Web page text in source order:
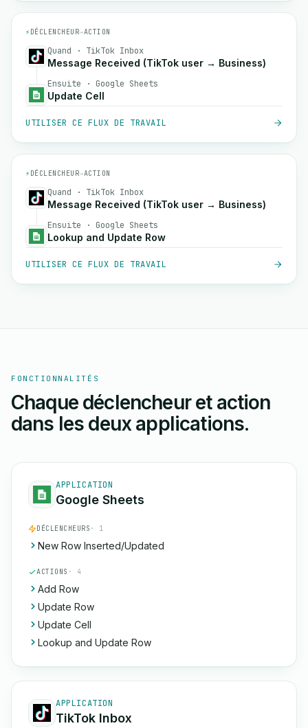
⚡ DÉCLENCHEUR→ACTION
Quand · TikTok Inbox
Message Received (TikTok user → Business)
Ensuite · Google Sheets
Update Cell
UTILISER CE FLUX DE TRAVAIL
⚡ DÉCLENCHEUR→ACTION
Quand · TikTok Inbox
Message Received (TikTok user → Business)
Ensuite · Google Sheets
Lookup and Update Row
UTILISER CE FLUX DE TRAVAIL
FONCTIONNALITÉS
Chaque déclencheur et action
dans les deux applications.
APPLICATION
Google Sheets
DÉCLENCHEURS · 1
New Row Inserted/Updated
ACTIONS · 4
Add Row
Update Row
Update Cell
Lookup and Update Row
APPLICATION
TikTok Inbox